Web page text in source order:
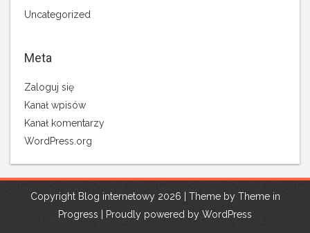
Uncategorized
Meta
Zaloguj się
Kanał wpisów
Kanał komentarzy
WordPress.org
Copyright Blog internetowy 2026 | Theme by Theme in
Progress
Proudly powered by WordPress